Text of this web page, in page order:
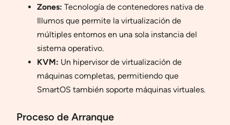
Zones: Tecnología de contenedores nativa de
Illumos que permite la virtualización de
múltiples entornos en una sola instancia del
sistema operativo.
KVM: Un hipervisor de virtualización de
máquinas completas, permitiendo que
SmartOS también soporte máquinas virtuales.
Proceso de Arranque